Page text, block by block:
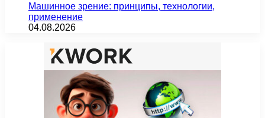
Машинное зрение: принципы, технологии,
применение
04.08.2026